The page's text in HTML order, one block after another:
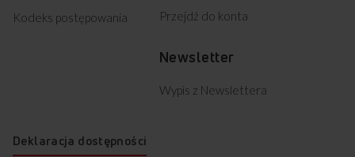
Kodeks postępowania
Przejdź do konta
Newsletter
Wypis z Newslettera
Deklaracja dostępności